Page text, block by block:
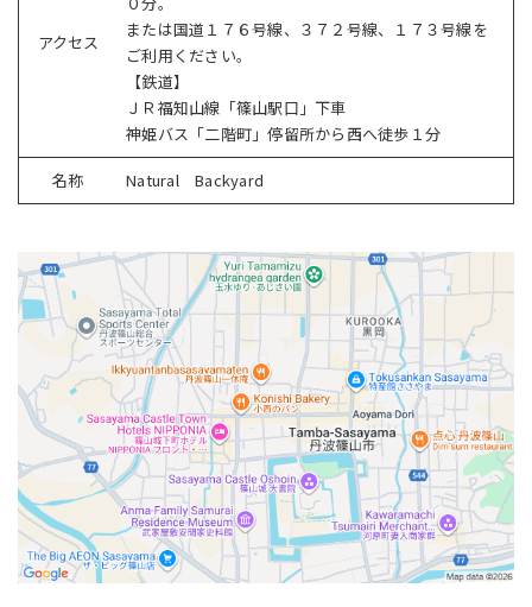
アクセス
または国道１７６号線、３７２号線、１７３号線を
ご利用ください。
【鉄道】
ＪＲ福知山線「篠山駅口」下車
神姫バス「二階町」停留所から西へ徒歩１分
名称 Natural Backyard